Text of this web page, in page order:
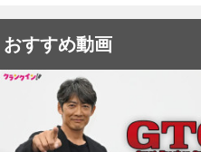
おすすめ動画